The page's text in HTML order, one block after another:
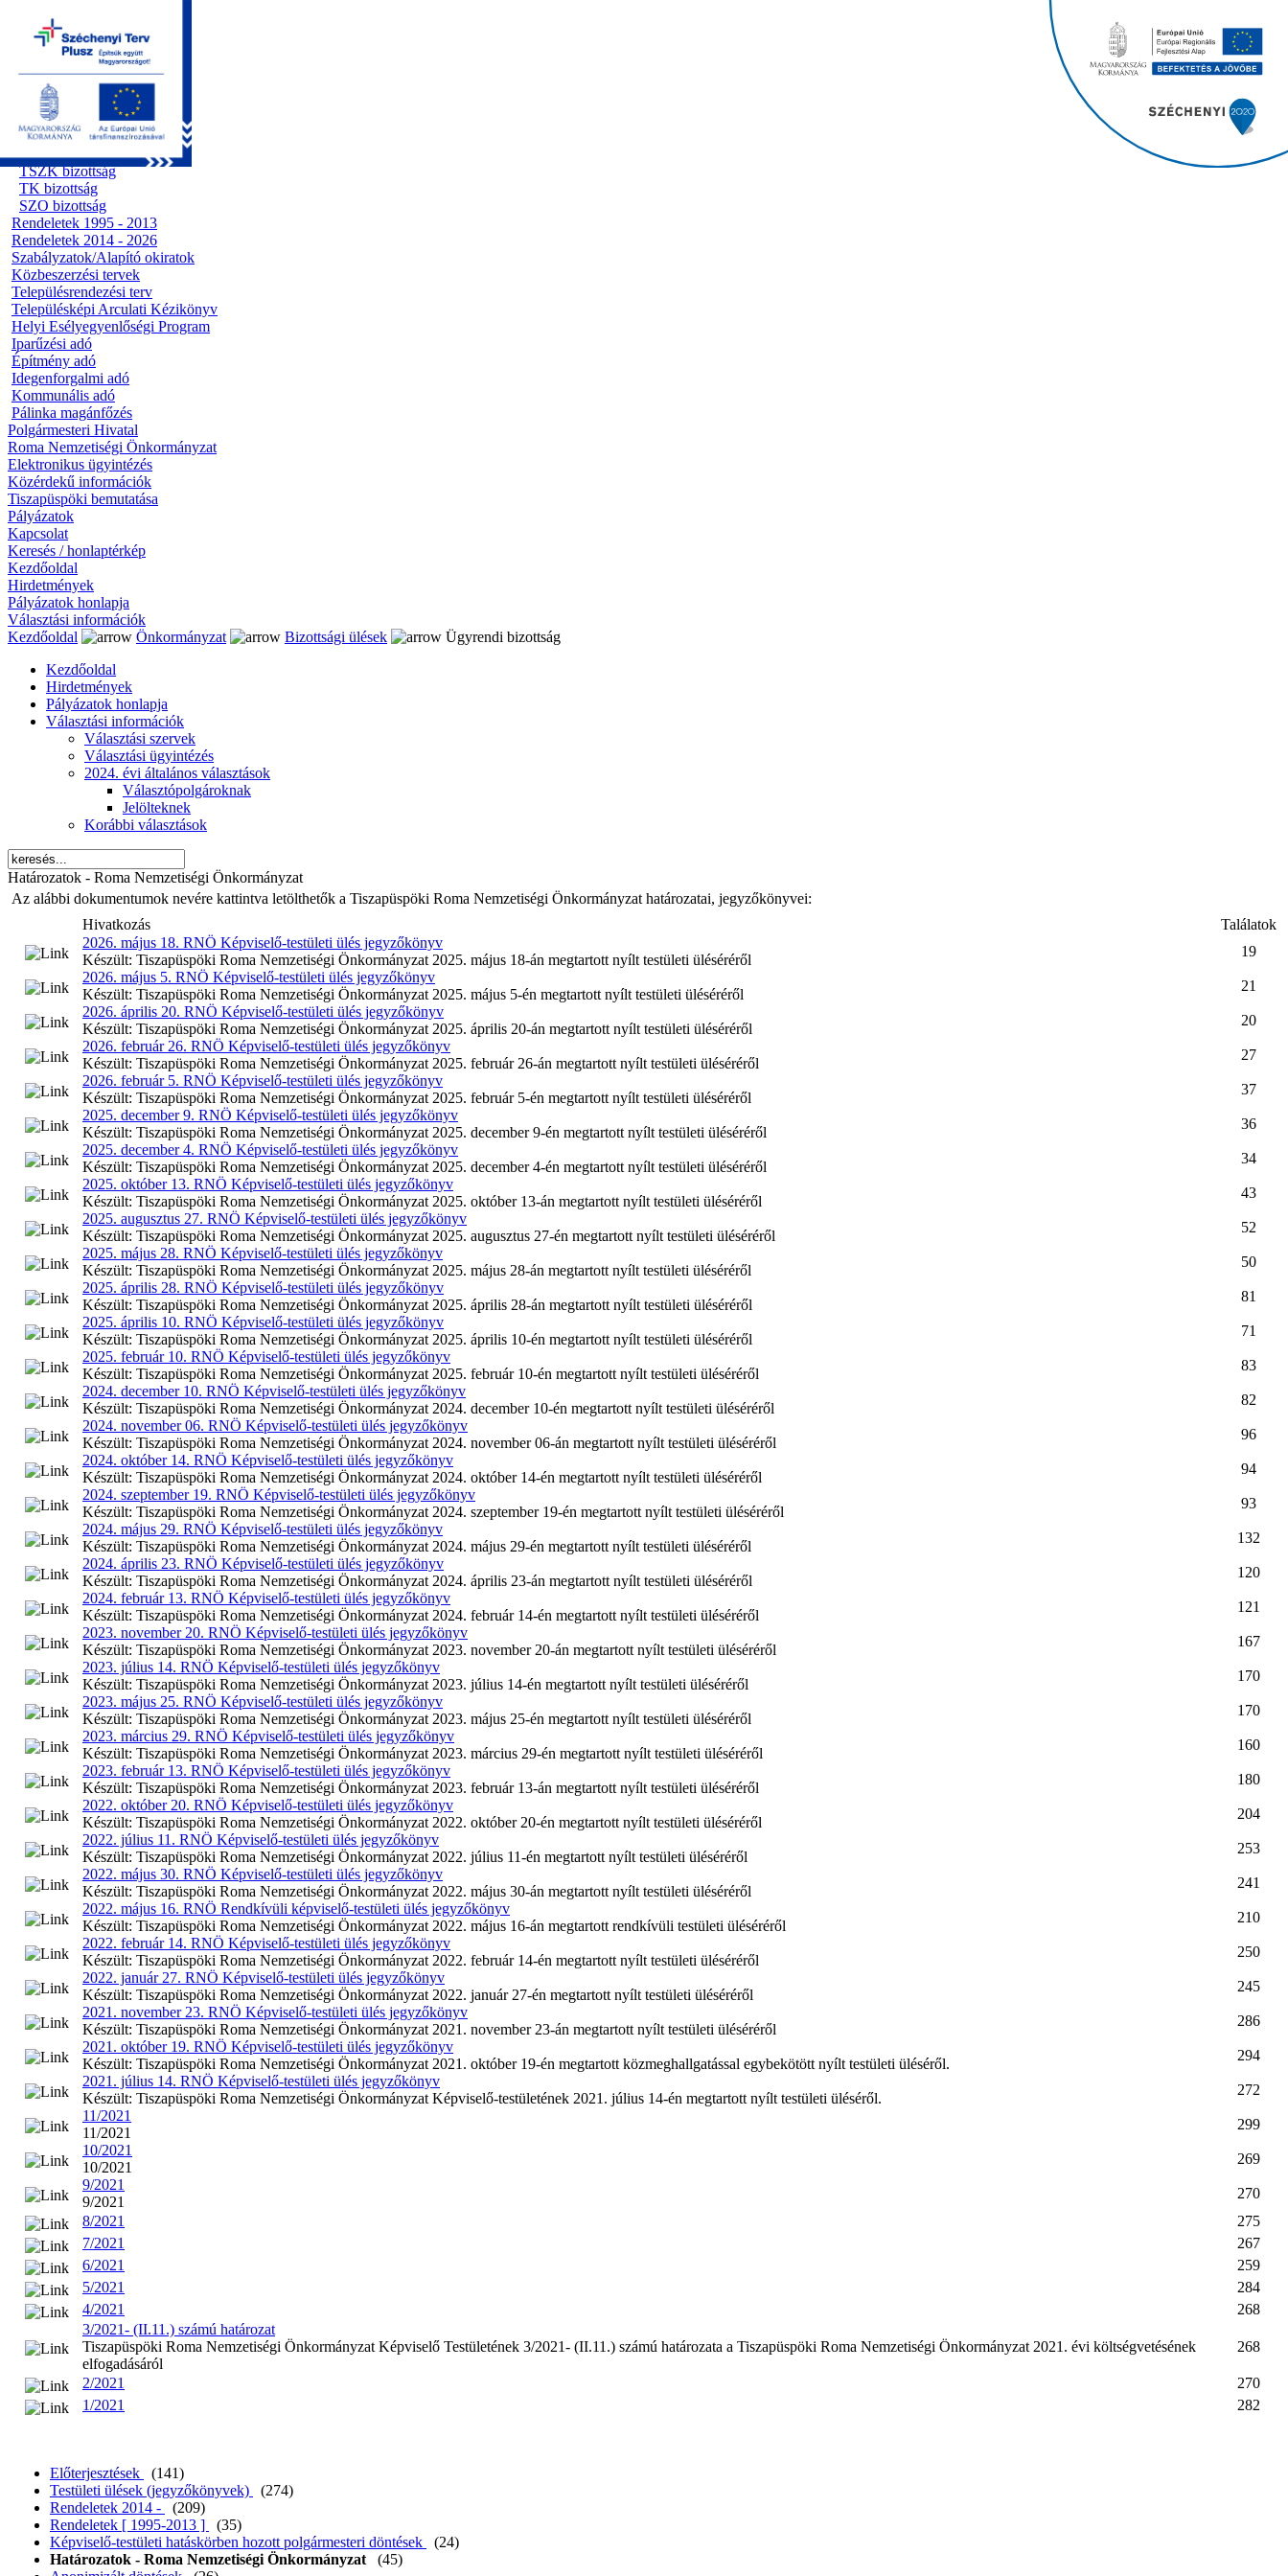
Kezdőoldal
Önkormányzat
Előterjesztések
Testületi ülések
Polgármesteri döntések
Bizottsági ülések
Ügyrendi bizottság
Előterjesztések
Pénzügyi bizottság
TSZK bizottság
TK bizottság
SZO bizottság
Rendeletek 1995 - 2013
Rendeletek 2014 - 2026
Szabályzatok/Alapító okiratok
Közbeszerzési tervek
Településrendezési terv
Településképi Arculati Kézikönyv
Helyi Esélyegyenlőségi Program
Iparűzési adó
Építmény adó
Idegenforgalmi adó
Kommunális adó
Pálinka magánfőzés
Polgármesteri Hivatal
Roma Nemzetiségi Önkormányzat
Elektronikus ügyintézés
Közérdekű információk
Tiszapüspöki bemutatása
Pályázatok
Kapcsolat
Keresés / honlaptérkép
Kezdőoldal
Hirdetmények
Pályázatok honlapja
Választási információk
Kezdőoldal
Önkormányzat Bizottsági ülések
Ügyrendi bizottság
Kezdőoldal
Hirdetmények
Pályázatok honlapja
Választási információk
Választási szervek
Választási ügyintézés
2024. évi általános választások
Választópolgároknak
Jelölteknek
Korábbi választások
Határozatok - Roma Nemzetiségi Önkormányzat
Az alábbi dokumentumok nevére kattintva letölthetők a Tiszapüspöki Roma Nemzetiségi Önkormányzat határozatai, jegyzőkönyvei:
Hivatkozás
Találatok
2026. május 18. RNÖ Képviselő-testületi ülés jegyzőkönyv
Készült: Tiszapüspöki Roma Nemzetiségi Önkormányzat 2025. május 18-án megtartott nyílt testületi üléséréről
19
2026. május 5. RNÖ Képviselő-testületi ülés jegyzőkönyv
Készült: Tiszapüspöki Roma Nemzetiségi Önkormányzat 2025. május 5-én megtartott nyílt testületi üléséréről
21
2026. április 20. RNÖ Képviselő-testületi ülés jegyzőkönyv
Készült: Tiszapüspöki Roma Nemzetiségi Önkormányzat 2025. április 20-án megtartott nyílt testületi üléséréről
20
2026. február 26. RNÖ Képviselő-testületi ülés jegyzőkönyv
Készült: Tiszapüspöki Roma Nemzetiségi Önkormányzat 2025. február 26-án megtartott nyílt testületi üléséréről
27
2026. február 5. RNÖ Képviselő-testületi ülés jegyzőkönyv
Készült: Tiszapüspöki Roma Nemzetiségi Önkormányzat 2025. február 5-én megtartott nyílt testületi üléséréről
37
2025. december 9. RNÖ Képviselő-testületi ülés jegyzőkönyv
Készült: Tiszapüspöki Roma Nemzetiségi Önkormányzat 2025. december 9-én megtartott nyílt testületi üléséréről
36
2025. december 4. RNÖ Képviselő-testületi ülés jegyzőkönyv
Készült: Tiszapüspöki Roma Nemzetiségi Önkormányzat 2025. december 4-én megtartott nyílt testületi üléséréről
34
2025. október 13. RNÖ Képviselő-testületi ülés jegyzőkönyv
Készült: Tiszapüspöki Roma Nemzetiségi Önkormányzat 2025. október 13-án megtartott nyílt testületi üléséréről
43
2025. augusztus 27. RNÖ Képviselő-testületi ülés jegyzőkönyv
Készült: Tiszapüspöki Roma Nemzetiségi Önkormányzat 2025. augusztus 27-én megtartott nyílt testületi üléséréről
52
2025. május 28. RNÖ Képviselő-testületi ülés jegyzőkönyv
Készült: Tiszapüspöki Roma Nemzetiségi Önkormányzat 2025. május 28-án megtartott nyílt testületi üléséréről
50
2025. április 28. RNÖ Képviselő-testületi ülés jegyzőkönyv
Készült: Tiszapüspöki Roma Nemzetiségi Önkormányzat 2025. április 28-án megtartott nyílt testületi üléséréről
81
2025. április 10. RNÖ Képviselő-testületi ülés jegyzőkönyv
Készült: Tiszapüspöki Roma Nemzetiségi Önkormányzat 2025. április 10-én megtartott nyílt testületi üléséréről
71
2025. február 10. RNÖ Képviselő-testületi ülés jegyzőkönyv
Készült: Tiszapüspöki Roma Nemzetiségi Önkormányzat 2025. február 10-én megtartott nyílt testületi üléséréről
83
2024. december 10. RNÖ Képviselő-testületi ülés jegyzőkönyv
Készült: Tiszapüspöki Roma Nemzetiségi Önkormányzat 2024. december 10-én megtartott nyílt testületi üléséréről
82
2024. november 06. RNÖ Képviselő-testületi ülés jegyzőkönyv
Készült: Tiszapüspöki Roma Nemzetiségi Önkormányzat 2024. november 06-án megtartott nyílt testületi üléséréről
96
2024. október 14. RNÖ Képviselő-testületi ülés jegyzőkönyv
Készült: Tiszapüspöki Roma Nemzetiségi Önkormányzat 2024. október 14-én megtartott nyílt testületi üléséréről
94
2024. szeptember 19. RNÖ Képviselő-testületi ülés jegyzőkönyv
Készült: Tiszapüspöki Roma Nemzetiségi Önkormányzat 2024. szeptember 19-én megtartott nyílt testületi üléséréről
93
2024. május 29. RNÖ Képviselő-testületi ülés jegyzőkönyv
Készült: Tiszapüspöki Roma Nemzetiségi Önkormányzat 2024. május 29-én megtartott nyílt testületi üléséréről
132
2024. április 23. RNÖ Képviselő-testületi ülés jegyzőkönyv
Készült: Tiszapüspöki Roma Nemzetiségi Önkormányzat 2024. április 23-án megtartott nyílt testületi üléséréről
120
2024. február 13. RNÖ Képviselő-testületi ülés jegyzőkönyv
Készült: Tiszapüspöki Roma Nemzetiségi Önkormányzat 2024. február 14-én megtartott nyílt testületi üléséréről
121
2023. november 20. RNÖ Képviselő-testületi ülés jegyzőkönyv
Készült: Tiszapüspöki Roma Nemzetiségi Önkormányzat 2023. november 20-án megtartott nyílt testületi üléséréről
167
2023. július 14. RNÖ Képviselő-testületi ülés jegyzőkönyv
Készült: Tiszapüspöki Roma Nemzetiségi Önkormányzat 2023. július 14-én megtartott nyílt testületi üléséréről
170
2023. május 25. RNÖ Képviselő-testületi ülés jegyzőkönyv
Készült: Tiszapüspöki Roma Nemzetiségi Önkormányzat 2023. május 25-én megtartott nyílt testületi üléséréről
170
2023. március 29. RNÖ Képviselő-testületi ülés jegyzőkönyv
Készült: Tiszapüspöki Roma Nemzetiségi Önkormányzat 2023. március 29-én megtartott nyílt testületi üléséréről
160
2023. február 13. RNÖ Képviselő-testületi ülés jegyzőkönyv
Készült: Tiszapüspöki Roma Nemzetiségi Önkormányzat 2023. február 13-án megtartott nyílt testületi üléséréről
180
2022. október 20. RNÖ Képviselő-testületi ülés jegyzőkönyv
Készült: Tiszapüspöki Roma Nemzetiségi Önkormányzat 2022. október 20-én megtartott nyílt testületi üléséréről
204
2022. július 11. RNÖ Képviselő-testületi ülés jegyzőkönyv
Készült: Tiszapüspöki Roma Nemzetiségi Önkormányzat 2022. július 11-én megtartott nyílt testületi üléséréről
253
2022. május 30. RNÖ Képviselő-testületi ülés jegyzőkönyv
Készült: Tiszapüspöki Roma Nemzetiségi Önkormányzat 2022. május 30-án megtartott nyílt testületi üléséréről
241
2022. május 16. RNÖ Rendkívüli képviselő-testületi ülés jegyzőkönyv
Készült: Tiszapüspöki Roma Nemzetiségi Önkormányzat 2022. május 16-án megtartott rendkívüli testületi üléséréről
210
2022. február 14. RNÖ Képviselő-testületi ülés jegyzőkönyv
Készült: Tiszapüspöki Roma Nemzetiségi Önkormányzat 2022. február 14-én megtartott nyílt testületi üléséréről
250
2022. január 27. RNÖ Képviselő-testületi ülés jegyzőkönyv
Készült: Tiszapüspöki Roma Nemzetiségi Önkormányzat 2022. január 27-én megtartott nyílt testületi üléséréről
245
2021. november 23. RNÖ Képviselő-testületi ülés jegyzőkönyv
Készült: Tiszapüspöki Roma Nemzetiségi Önkormányzat 2021. november 23-án megtartott nyílt testületi üléséréről
286
2021. október 19. RNÖ Képviselő-testületi ülés jegyzőkönyv
Készült: Tiszapüspöki Roma Nemzetiségi Önkormányzat 2021. október 19-én megtartott közmeghallgatással egybekötött nyílt testületi üléséről.
294
2021. július 14. RNÖ Képviselő-testületi ülés jegyzőkönyv
Készült: Tiszapüspöki Roma Nemzetiségi Önkormányzat Képviselő-testületének 2021. július 14-én megtartott nyílt testületi üléséről.
272
11/2021
11/2021
299
10/2021
10/2021
269
9/2021
9/2021
270
8/2021
275
7/2021
267
6/2021
259
5/2021
284
4/2021
268
3/2021- (II.11.) számú határozat
Tiszapüspöki Roma Nemzetiségi Önkormányzat Képviselő Testületének 3/2021- (II.11.) számú határozata a Tiszapüspöki Roma Nemzetiségi Önkormányzat 2021. évi költségvetésének
elfogadásáról
268
2/2021
270
1/2021
282
Előterjesztések
(141)
Testületi ülések (jegyzőkönyvek)
(274)
Rendeletek 2014 -
(209)
Rendeletek [ 1995-2013 ]
(35)
Képviselő-testületi hatáskörben hozott polgármesteri döntések
(24)
Határozatok - Roma Nemzetiségi Önkormányzat
(45)